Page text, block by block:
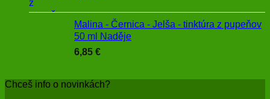
Malina - Černica - Jelša - tinktúra z pupeňov
50 ml Naděje
6,85 €
Chceš info o novinkách?